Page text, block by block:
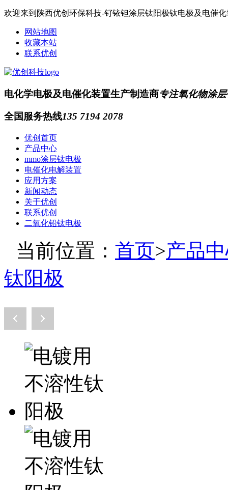
欢迎来到陕西优创环保科技-钌铱钽涂层钛阳极钛电极及电催
网站地图
收藏本站
联系优创
电化学电极及电催化装置生产制造商专注氧化物涂
全国服务热线135 7194 2078
优创首页
产品中心
mmo涂层钛电极
电催化电解装置
应用方案
新闻动态
关于优创
联系优创
二氧化铅钛电极
当前位置： 首页>产品
钛阳极